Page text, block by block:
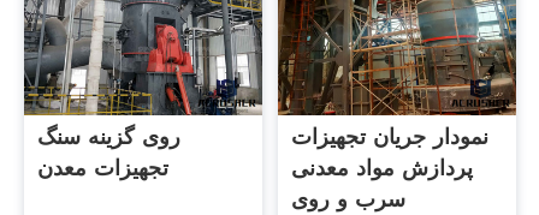
روی گزینه سنگ
تجهیزات معدن
نمودار جریان تجهیزات
پردازش مواد معدنی
سرب و روی